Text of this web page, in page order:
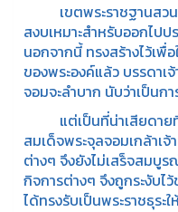
เขตพระราชฐานสวน
สงบเหมาะสำหรับออกไป
นอกจากนี้ ทรงสร้างไว้เพื่
ของพระองค์แล้ว บรรดาเ
จอมจะลำบาก นับว่าเป็นก
แต่เป็นที่น่าเสียดายที่
สมเด็จพระจุลจอมเกล้าเ
ต่างๆ จึงยังไม่เสร็จสมบู
กิจการต่างๆ จึงถูกระงับไ
ได้ทรงรับเป็นพระราชธุระ